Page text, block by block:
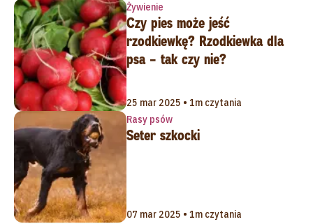
Żywienie
Czy pies może jeść
rzodkiewkę? Rzodkiewka dla
psa – tak czy nie?
25 mar 2025 • 1m czytania
Rasy psów
Seter szkocki
07 mar 2025 • 1m czytania